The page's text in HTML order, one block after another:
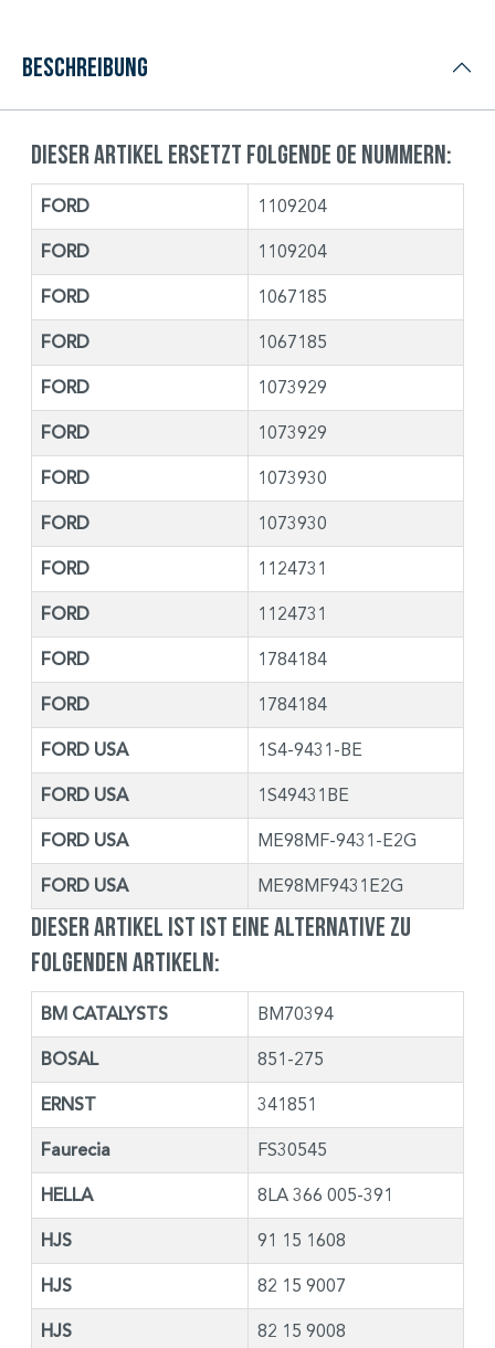
Beschreibung
Dieser Artikel ersetzt folgende OE Nummern:
FORD 1109204
FORD 1109204
FORD 1067185
FORD 1067185
FORD 1073929
FORD 1073929
FORD 1073930
FORD 1073930
FORD 1124731
FORD 1124731
FORD 1784184
FORD 1784184
FORD USA 1S4-9431-BE
FORD USA 1S49431BE
FORD USA ME98MF-9431-E2G
FORD USA ME98MF9431E2G
Dieser Artikel ist ist eine Alternative zu
folgenden Artikeln:
BM CATALYSTS BM70394
BOSAL 851-275
ERNST 341851
Faurecia FS30545
HELLA 8LA 366 005-391
HJS 91 15 1608
HJS 82 15 9007
HJS 82 15 9008